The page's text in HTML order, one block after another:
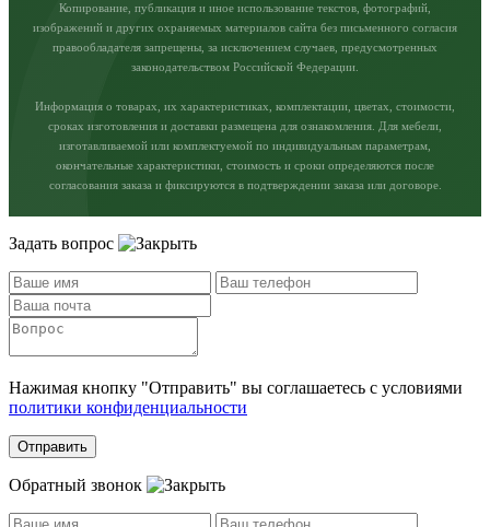
Копирование, публикация и иное использование текстов, фотографий,
изображений и других охраняемых материалов сайта без письменного согласия
правообладателя запрещены, за исключением случаев, предусмотренных
законодательством Российской Федерации.
Информация о товарах, их характеристиках, комплектации, цветах, стоимости,
сроках изготовления и доставки размещена для ознакомления. Для мебели,
изготавливаемой или комплектуемой по индивидуальным параметрам,
окончательные характеристики, стоимость и сроки определяются после
согласования заказа и фиксируются в подтверждении заказа или договоре.
Задать вопрос
Нажимая кнопку "Отправить" вы соглашаетесь с условиями
политики конфиденциальности
Отправить
Обратный звонок